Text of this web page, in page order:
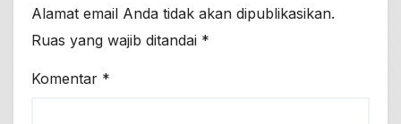
Alamat email Anda tidak akan dipublikasikan.
Ruas yang wajib ditandai *
Komentar *